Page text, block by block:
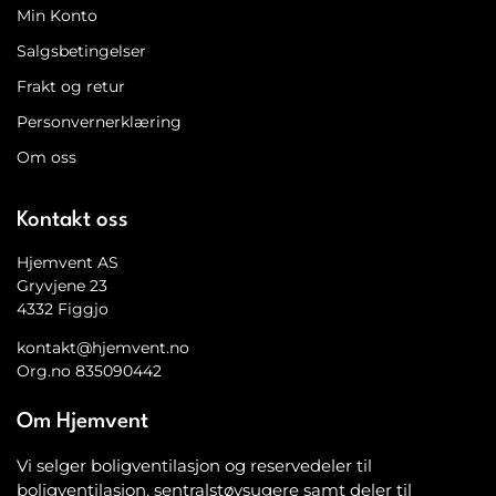
Min Konto
Salgsbetingelser
Frakt og retur
Personvernerklæring
Om oss
Kontakt oss
Hjemvent AS
Gryvjene 23
4332 Figgjo
kontakt@hjemvent.no
Org.no 835090442
Om Hjemvent
Vi selger boligventilasjon og reservedeler til
boligventilasjon, sentralstøvsugere samt deler til